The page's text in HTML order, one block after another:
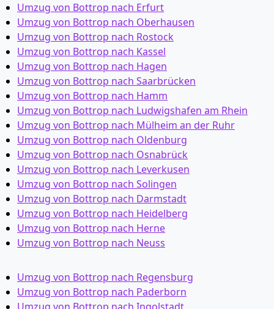
Umzug von Bottrop nach Erfurt
Umzug von Bottrop nach Oberhausen
Umzug von Bottrop nach Rostock
Umzug von Bottrop nach Kassel
Umzug von Bottrop nach Hagen
Umzug von Bottrop nach Saarbrücken
Umzug von Bottrop nach Hamm
Umzug von Bottrop nach Ludwigshafen am Rhein
Umzug von Bottrop nach Mülheim an der Ruhr
Umzug von Bottrop nach Oldenburg
Umzug von Bottrop nach Osnabrück
Umzug von Bottrop nach Leverkusen
Umzug von Bottrop nach Solingen
Umzug von Bottrop nach Darmstadt
Umzug von Bottrop nach Heidelberg
Umzug von Bottrop nach Herne
Umzug von Bottrop nach Neuss
Umzug von Bottrop nach Regensburg
Umzug von Bottrop nach Paderborn